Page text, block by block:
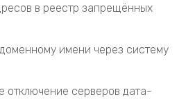
в реестр запрещённых
имени через систему
отключение серверов дата-